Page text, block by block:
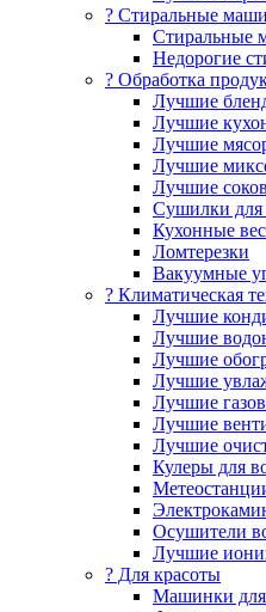
? Стиральные
Стиральные
Недорогие
? Обработка
Лучшие
Лучшие
Лучшие
Лучшие
Лучшие
Сушилки для
Кухонные
Ломтерезки
Вакуумные
?️ Климатическая
Лучшие
Лучшие
Лучшие
Лучшие
Лучшие
Лучшие
Лучшие
Кулеры для
Осушители
Лучшие
? Для красоты
Машинки